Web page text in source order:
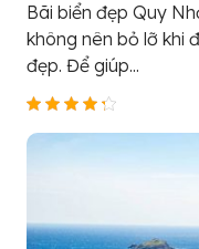
Bãi biển đẹp Quy
không nên bỏ lỡ khi
đẹp. Để giúp...